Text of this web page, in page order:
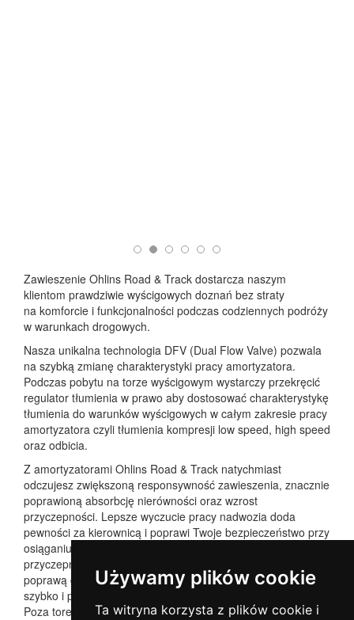
Używamy plików cookie
Ta witryna korzysta z plików cookie i
Zawieszenie Ohlins Road & Track dostarcza naszym
klientom prawdziwie wyścigowych doznań bez straty
na komforcie i funkcjonalności podczas codziennych podróży
w warunkach drogowych.
Nasza unikalna technologia DFV (Dual Flow Valve) pozwala
na szybką zmianę charakterystyki pracy amortyzatora.
Podczas pobytu na torze wyścigowym wystarczy przekręcić
regulator tłumienia w prawo aby dostosować charakterystykę
tłumienia do warunków wyścigowych w całym zakresie pracy
amortyzatora czyli tłumienia kompresji low speed, high speed
oraz odbicia.
Z amortyzatorami Ohlins Road & Track natychmiast
odczujesz zwiększoną responsywność zawieszenia, znacznie
poprawioną absorbcję nierówności oraz wzrost
przyczepności. Lepsze wyczucie pracy nadwozia doda
pewności za kierownicą i poprawi Twoje bezpieczeństwo przy
osiąganiu granic możliwości samochodu. Kontrola na granicy
przyczepności będzie bardziej intuicyjna co zaowocuje
poprawą czasów okrążeń na torze. Technologia DFV reaguje
szybko i pomaga utrzymywać linię jazdy na nierównościach.
Poza torem wyścigowym, ustaw regulator tłumienia